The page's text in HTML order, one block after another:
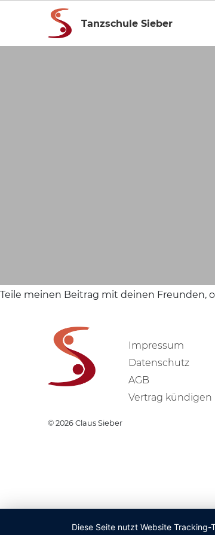
Tanzschule Sieber
Teile meinen Beitrag mit deinen Freunden,
Diese Seite nutzt Website
Impressum
Datenschutz
AGB
Vertrag kündigen
© 2026 Claus Sieber